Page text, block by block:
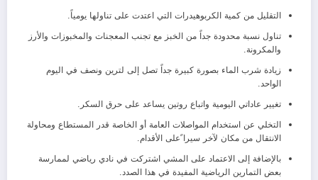
التقليل من كمية الكربوهيدرات التي اعتدت على تناولها يومياً.
تناول نسبة محدودة جداً من الخبز مع تجنب المعجنات والمخبوزات والأرز
والمكرونة.
زيادة شرب الماء بصورة كبيرة جداً تصل إلى لترين ونصف في اليوم
الواحد.
تغيير عاداتي اليومية واتباع روتين يساعد على حرق السكر.
التخلي عن استخدام المواصلات العامة أو الخاصة قدر المستطاع ومحاولة
الانتقال من مكان لآخر سيرا ًعلى الأقدام.
بالإضافة إلى الاعتماد على المشي اشتركت في نادي رياضي لممارسة
بعض التمارين الرياضية المفيدة في هذا الصدد.